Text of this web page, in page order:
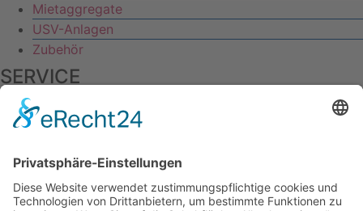
Mietaggregate
USV-Anlagen
Zubehör
SERVICE
Wartung und Reparatur
Schaltanlagen Retrofit
Zubehör
Anfrage / Störungsdienst